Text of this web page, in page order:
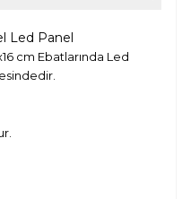
Led Panel
cm Ebatlarında Led